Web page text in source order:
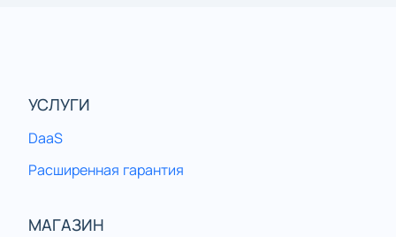
УСЛУГИ
DaaS
Расширенная гарантия
МАГАЗИН